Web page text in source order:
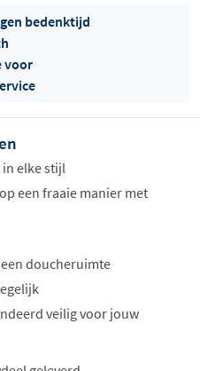
bedenktijd
voor
elke stijl
een fraaie manier met
doucheruimte
veilig voor jouw